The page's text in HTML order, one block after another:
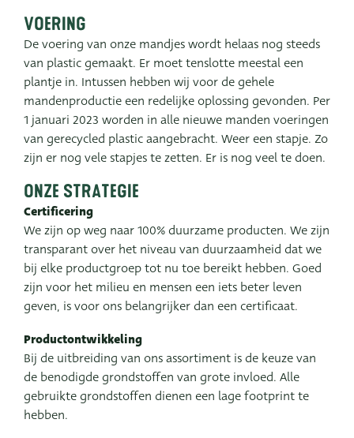
Voering
De voering van onze mandjes wordt helaas nog steeds
van plastic gemaakt. Er moet tenslotte meestal een
plantje in. Intussen hebben wij voor de gehele
mandenproductie een redelijke oplossing gevonden. Per
1 januari 2023 worden in alle nieuwe manden voeringen
van gerecycled plastic aangebracht. Weer een stapje. Zo
zijn er nog vele stapjes te zetten. Er is nog veel te doen.
Onze strategie
Certificering
We zijn op weg naar 100% duurzame producten. We zijn
transparant over het niveau van duurzaamheid dat we
bij elke productgroep tot nu toe bereikt hebben. Goed
zijn voor het milieu en mensen een iets beter leven
geven, is voor ons belangrijker dan een certificaat.
Productontwikkeling
Bij de uitbreiding van ons assortiment is de keuze van
de benodigde grondstoffen van grote invloed. Alle
gebruikte grondstoffen dienen een lage footprint te
hebben.